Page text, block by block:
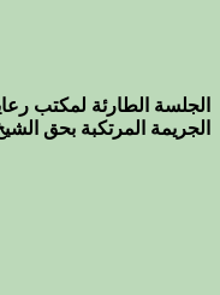
الجلسة الطارئة لمكتب
الجريمة المرتكبة بحق